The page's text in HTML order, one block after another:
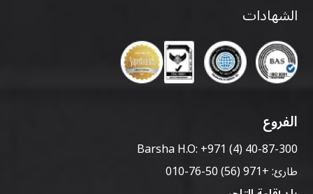
الشهادات
الفروع
Barsha H.O:+971 (4) 40-87-300
طارئ:+971 (56) 50-76-010